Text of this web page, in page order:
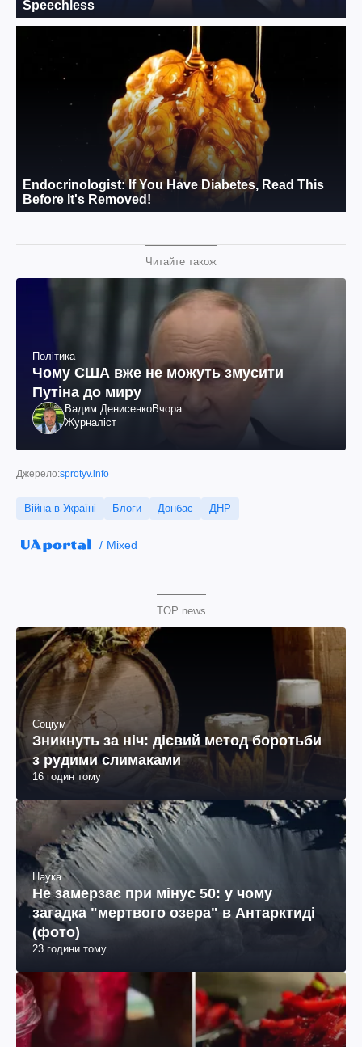
Читайте також
Політика
Чому США вже не можуть змусити
Путіна до миру
Вадим ДенисенкоВчора
Журналіст
Джерело:sprotyv.info
Війна в Україні Блоги Донбас ДНР
Mixed
TOP news
Соціум
Зникнуть за ніч: дієвий метод боротьби
з рудими слимаками
16 годин тому
Наука
Не замерзає при мінус 50: у чому
загадка "мертвого озера" в Антарктиді
(фото)
23 години тому